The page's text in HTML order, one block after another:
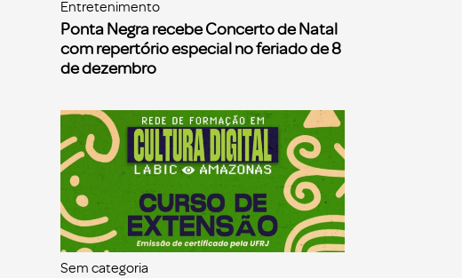
Entretenimento
Ponta Negra recebe Concerto de Natal
com repertório especial no feriado de 8
de dezembro
Sem categoria